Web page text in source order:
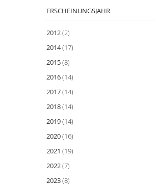
ERSCHEINUNGSJAHR
2012(2)
2014(17)
2015(8)
2016(14)
2017(14)
2018(14)
2019(14)
2020(16)
2021 (19)
2022(7)
2023(8)